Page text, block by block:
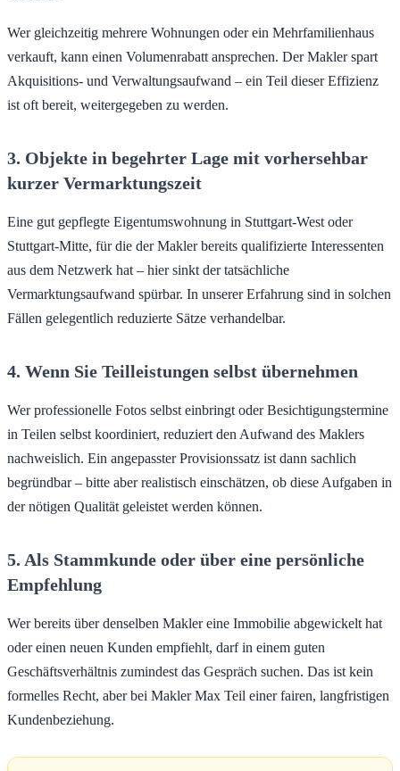
Wer gleichzeitig mehrere Wohnungen oder ein Mehrfamilienhaus
verkauft, kann einen Volumenrabatt ansprechen. Der Makler spart
Akquisitions- und Verwaltungsaufwand – ein Teil dieser Effizienz
ist oft bereit, weitergegeben zu werden.
3. Objekte in begehrter Lage mit vorhersehbar
kurzer Vermarktungszeit
Eine gut gepflegte Eigentumswohnung in Stuttgart-West oder
Stuttgart-Mitte, für die der Makler bereits qualifizierte Interessenten
aus dem Netzwerk hat – hier sinkt der tatsächliche
Vermarktungsaufwand spürbar. In unserer Erfahrung sind in solchen
Fällen gelegentlich reduzierte Sätze verhandelbar.
4. Wenn Sie Teilleistungen selbst übernehmen
Wer professionelle Fotos selbst einbringt oder Besichtigungstermine
in Teilen selbst koordiniert, reduziert den Aufwand des Maklers
nachweislich. Ein angepasster Provisionssatz ist dann sachlich
begründbar – bitte aber realistisch einschätzen, ob diese Aufgaben in
der nötigen Qualität geleistet werden können.
5. Als Stammkunde oder über eine persönliche
Empfehlung
Wer bereits über denselben Makler eine Immobilie abgewickelt hat
oder einen neuen Kunden empfiehlt, darf in einem guten
Geschäftsverhältnis zumindest das Gespräch suchen. Das ist kein
formelles Recht, aber bei Makler Max Teil einer fairen, langfristigen
Kundenbeziehung.